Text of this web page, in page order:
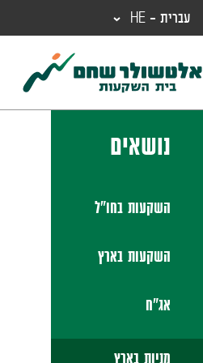
עברית - HE
נושאים
השקעות בחו"ל
השקעות בארץ
אג"ח
מניות בארץ